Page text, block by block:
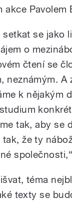
Pavolem
setkat se jako
o
čtení se
neznámým.
k nějakým
tak, aby se
že ty
téma
texty se